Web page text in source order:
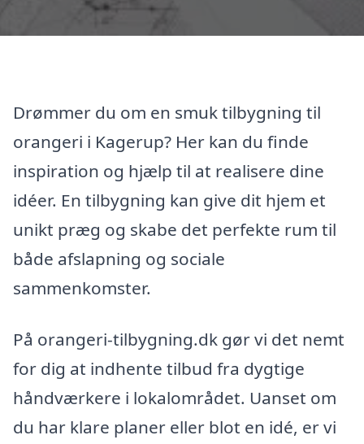
Drømmer du om en smuk tilbygning til
orangeri i Kagerup? Her kan du finde
inspiration og hjælp til at realisere dine
idéer. En tilbygning kan give dit hjem et
unikt præg og skabe det perfekte rum til
både afslapning og sociale
sammenkomster.
På orangeri-tilbygning.dk gør vi det nemt
for dig at indhente tilbud fra dygtige
håndværkere i lokalområdet. Uanset om
du har klare planer eller blot en idé, er vi